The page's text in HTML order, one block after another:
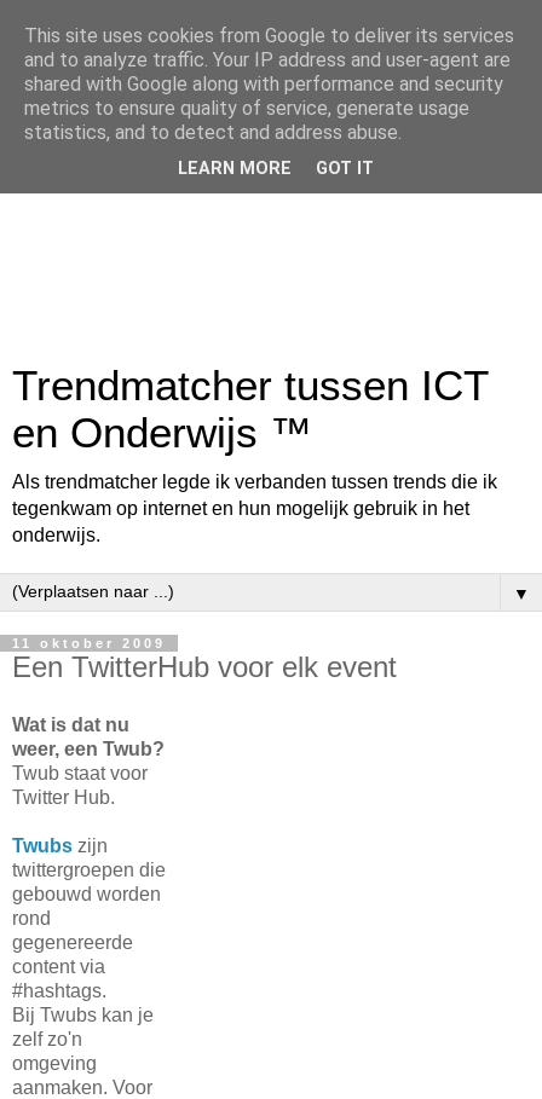
Trendmatcher tussen ICT
en Onderwijs ™
Als trendmatcher legde ik verbanden tussen trends die ik
tegenkwam op internet en hun mogelijk gebruik in het
onderwijs.
▼
11 oktober 2009
Een TwitterHub voor elk event
Wat is dat nu
weer, een Twub?
Twub staat voor
Twitter Hub.
Twubs zijn
twittergroepen die
gebouwd worden
rond
gegenereerde
content via
#hashtags.
Bij Twubs kan je
zelf zo'n
omgeving
aanmaken. Voor
This site uses cookies from Google to deliver its services
and to analyze traffic. Your IP address and user-agent are
shared with Google along with performance and security
metrics to ensure quality of service, generate usage
statistics, and to detect and address abuse.
LEARN MORE GOT IT